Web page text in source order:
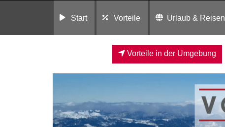
Start Vorteile Urlaub & Reisen
Vorteile in der Umgebung